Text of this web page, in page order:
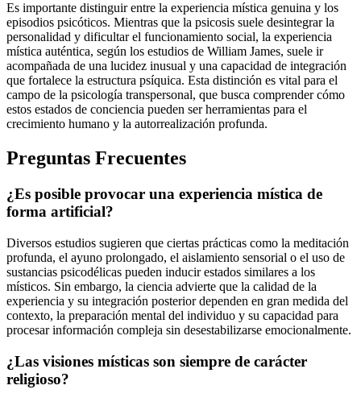
Es importante distinguir entre la experiencia mística genuina y los
episodios psicóticos. Mientras que la psicosis suele desintegrar la
personalidad y dificultar el funcionamiento social, la experiencia
mística auténtica, según los estudios de William James, suele ir
acompañada de una lucidez inusual y una capacidad de integración
que fortalece la estructura psíquica. Esta distinción es vital para el
campo de la psicología transpersonal, que busca comprender cómo
estos estados de conciencia pueden ser herramientas para el
crecimiento humano y la autorrealización profunda.
Preguntas Frecuentes
¿Es posible provocar una experiencia mística de
forma artificial?
Diversos estudios sugieren que ciertas prácticas como la meditación
profunda, el ayuno prolongado, el aislamiento sensorial o el uso de
sustancias psicodélicas pueden inducir estados similares a los
místicos. Sin embargo, la ciencia advierte que la calidad de la
experiencia y su integración posterior dependen en gran medida del
contexto, la preparación mental del individuo y su capacidad para
procesar información compleja sin desestabilizarse emocionalmente.
¿Las visiones místicas son siempre de carácter
religioso?